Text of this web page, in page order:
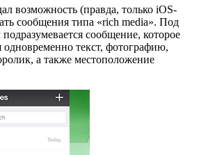
возможность (правда, только iOS-
сообщения типа «rich media». Под
сообщение, которое
одновременно текст, фотографию,
а также местоположение